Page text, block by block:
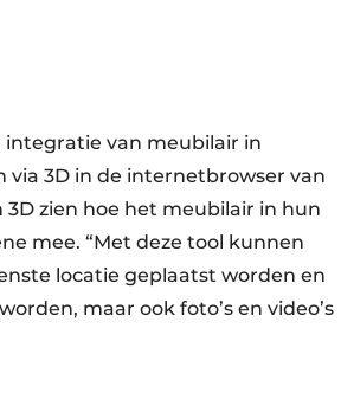
van meubilair in
3D in de internetbrowser van
zien hoe het meubilair in hun
mee. “Met deze tool kunnen
locatie geplaatst worden en
maar ook foto’s en video’s